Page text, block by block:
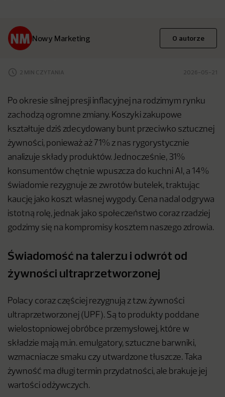
Nowy Marketing O autorze
2 MIN CZYTANIA 2026-05-21
Po okresie silnej presji inflacyjnej na rodzimym rynku
zachodzą ogromne zmiany. Koszyki zakupowe
kształtuje dziś zdecydowany bunt przeciwko sztucznej
żywności, ponieważ aż 71% z nas rygorystycznie
analizuje składy produktów. Jednocześnie, 31%
konsumentów chętnie wpuszcza do kuchni AI, a 14%
świadomie rezygnuje ze zwrotów butelek, traktując
kaucję jako koszt własnej wygody. Cena nadal odgrywa
istotną rolę, jednak jako społeczeństwo coraz rzadziej
godzimy się na kompromisy kosztem naszego zdrowia.
Świadomość na talerzu i odwrót od
żywności ultraprzetworzonej
Polacy coraz częściej rezygnują z tzw. żywności
ultraprzetworzonej (UPF). Są to produkty poddane
wielostopniowej obróbce przemysłowej, które w
składzie mają m.in. emulgatory, sztuczne barwniki,
wzmacniacze smaku czy utwardzone tłuszcze. Taka
żywność ma długi termin przydatności, ale brakuje jej
wartości odżywczych.